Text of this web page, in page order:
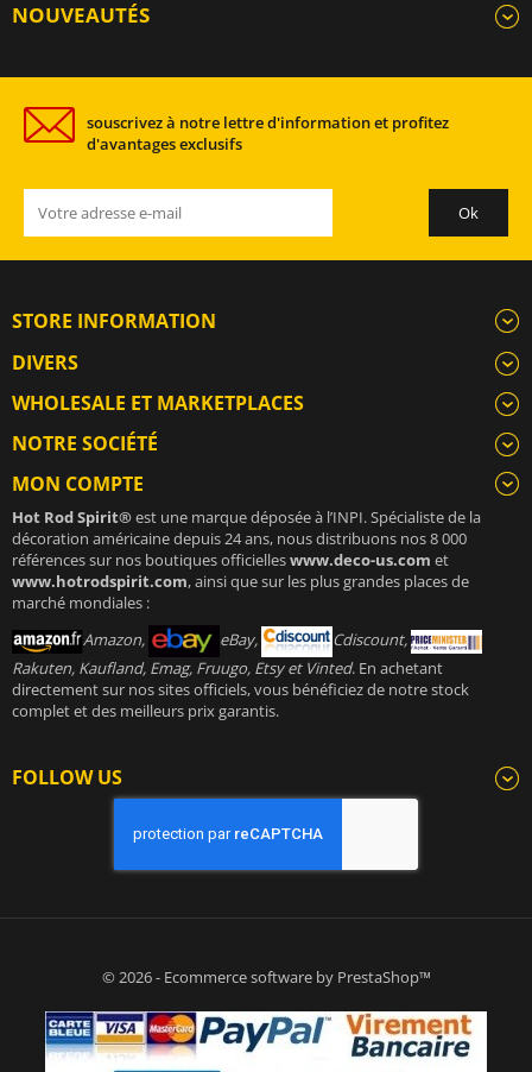
NOUVEAUTÉS
souscrivez à notre lettre d'information et profitez
d'avantages exclusifs
STORE INFORMATION
DIVERS
WHOLESALE ET MARKETPLACES
NOTRE SOCIÉTÉ
MON COMPTE
Hot Rod Spirit®est une marque déposée à l’INPI. Spécialiste de la
décoration américaine depuis 24 ans, nous distribuons nos 8 000
références sur nos boutiques officielleswww.deco-us.com et
www.hotrodspirit.com, ainsi que sur les plus grandes places de
marché mondiales :
Amazon,
eBay,
Cdiscount,
Rakuten, Kaufland, Emag, Fruugo, Etsy et Vinted. En achetant
directement sur nos sites officiels, vous bénéficiez de notre stock
complet et des meilleurs prix garantis.
FOLLOW US
© 2026 - Ecommerce software by PrestaShop™